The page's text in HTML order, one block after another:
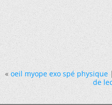
« oeil myope exo spé physique
de